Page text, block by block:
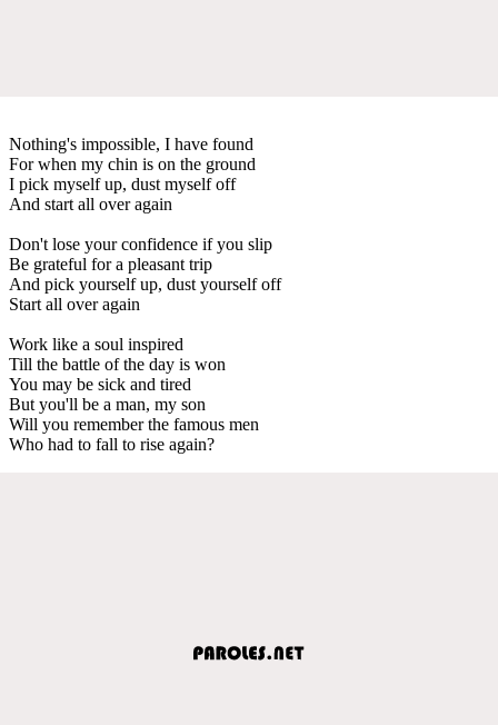
Nothing's impossible, I have found
For when my chin is on the ground
I pick myself up, dust myself off
And start all over again
Don't lose your confidence if you slip
Be grateful for a pleasant trip
And pick yourself up, dust yourself off
Start all over again
Work like a soul inspired
Till the battle of the day is won
You may be sick and tired
But you'll be a man, my son
Will you remember the famous men
Who had to fall to rise again?